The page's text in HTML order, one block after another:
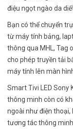
điệu ngọt ngào da
Bạn có thể chuyển
từ máy tính bảng,
thông qua MHL, Tag
cho phép truyền tải
máy tính lên màn
Smart Tivi LED Sony
thông minh còn có
ngoài như điện
tương tác thông